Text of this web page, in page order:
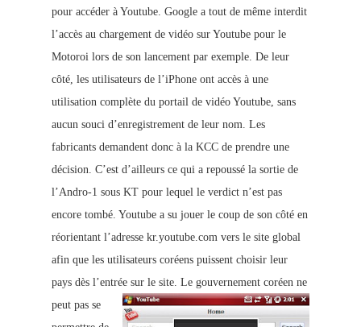
pour accéder à Youtube. Google a tout de même interdit
l’accès au chargement de vidéo sur Youtube pour le
Motoroi lors de son lancement par exemple. De leur
côté, les utilisateurs de l’iPhone ont accès à une
utilisation complète du portail de vidéo Youtube, sans
aucun souci d’enregistrement de leur nom. Les
fabricants demandent donc à la KCC de prendre une
décision. C’est d’ailleurs ce qui a repoussé la sortie de
l’Andro-1 sous KT pour lequel le verdict n’est pas
encore tombé. Youtube a su jouer le coup de son côté en
réorientant l’adresse kr.youtube.com vers le site global
afin que les utilisateurs coréens puissent choisir leur
pays dès l’entrée sur le site. Le gouvernement coréen ne
peut pas se